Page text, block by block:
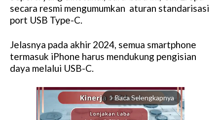
secara resmi mengumumkan aturan standarisasi
port USB Type-C.
Jelasnya pada akhir 2024, semua smartphone
termasuk iPhone harus mendukung pengisian
daya melalui USB-C.
arrow_forward_ios Baca Selengkapnya